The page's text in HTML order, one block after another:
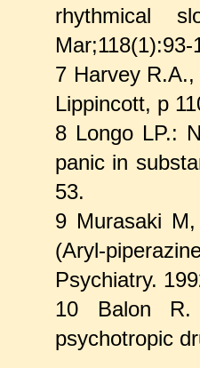
rhythmical
Mar;118(1):93-
7 Harvey
Lippincott, p
8 Longo LP.:
panic in
53.
9 Murasaki
(Aryl-
Psychiatry.
10 Balon R.
psychotropic